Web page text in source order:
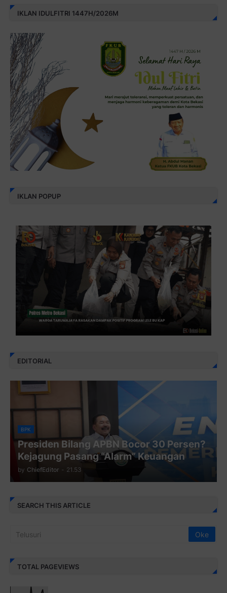
IKLAN IDULFITRI 1447H/2026M
IKLAN POPUP
EDITORIAL
BPK
Presiden Bilang APBN Bocor 30 Persen?
Kejagung Pasang “Alarm” Keuangan
by ChiefEditor - 21.53
SEARCH THIS ARTICLE
TOTAL PAGEVIEWS